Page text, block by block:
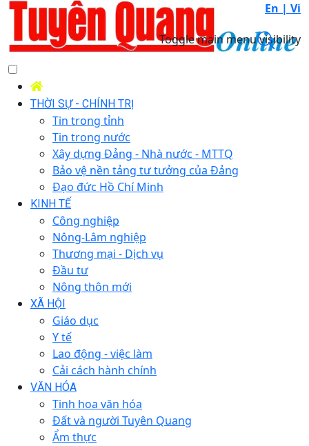
En | Vi
Toggle main menu visibility
THỜI SỰ - CHÍNH TRỊ
Tin trong tỉnh
Tin trong nước
Xây dựng Đảng - Nhà nước - MTTQ
Bảo vệ nền tảng tư tưởng của Đảng
Đạo đức Hồ Chí Minh
KINH TẾ
Công nghiệp
Nông-Lâm nghiệp
Thương mại - Dịch vụ
Đầu tư
Nông thôn mới
XÃ HỘI
Giáo dục
Y tế
Lao động - việc làm
Cải cách hành chính
VĂN HÓA
Tinh hoa văn hóa
Đất và người Tuyên Quang
Ẩm thực